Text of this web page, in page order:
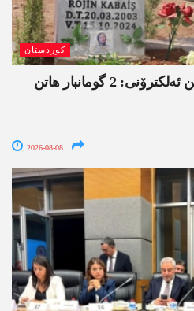
کوردستان
ل ئامەدێ ئۆپەراسیۆنا تاوانێن ئەلکترۆنی: 2 گومانبار ھاتن
2026-08-08